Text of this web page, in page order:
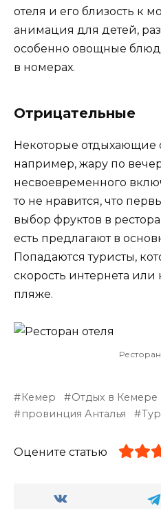
отеля и его близость к
анимация для детей,
особенно овощные
в номерах.
Отрицательные
Некоторые отдыхающие
например, жару по
несвоевременного
то не нравится, что
выбор фруктов в
есть предлагают в
Попадаются туристы,
скорость интернета или
пляже.
Кемер Отдых в Кемере
провинция Анталья
Оцените статью